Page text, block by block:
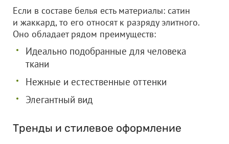
Если в составе белья есть материалы: сатин
и жаккард, то его относят к разряду элитного.
Оно обладает рядом преимуществ:
Идеально подобранные для человека
ткани
Нежные и естественные оттенки
Элегантный вид
Тренды и стилевое оформление